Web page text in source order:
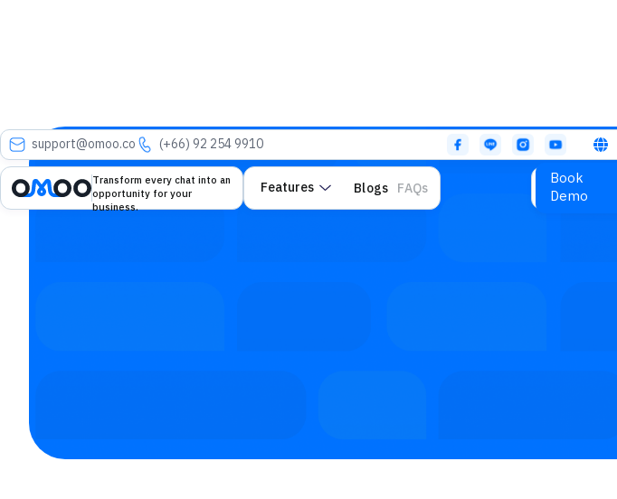
support@omoo.co (+66) 92 254 9910 
Transform every chat into an‍‍‍
opportunity for your
business.
Features Blogs FAQs
Book
Demo